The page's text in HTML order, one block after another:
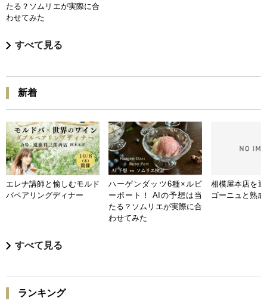
たる？ソムリエが実際に合
わせてみた
すべて見る
新着
エレナ講師と愉しむモルド
バペアリングディナー
ハーゲンダッツ6種×ルビ
ーポート！ AIの予想は当
たる？ソムリエが実際に合
わせてみた
相模屋本店を
ゴーニュと熟
すべて見る
ランキング